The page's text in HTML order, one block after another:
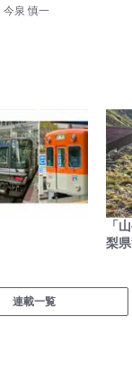
今泉 慎一
「
梨
連載一覧